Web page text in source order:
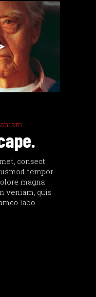
consect
tempor
magna
veniam, quis
labo.